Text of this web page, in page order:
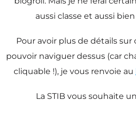
aussi classe et aussi
Pour avoir plus de détails
pouvoir naviguer dessus (car
cliquable !), je vous renvoie au
La STIB vous souhaite